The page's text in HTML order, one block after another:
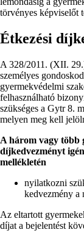
törvényes képviselőt
Étkezési
A 328/2011. (XII.
személyes
gyermekvédelmi
felhasználható
szükséges a Gytr 8.
melyen meg kell
A három vagy több
díjkedvezményt
mellékletén
nyilatkozni
kedvezmény a
Az eltartott
díjat a bejelentést